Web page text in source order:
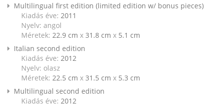
Multilingual first edition (limited edition w/ bonus pieces)
Kiadás éve: 2011
Nyelv: angol
Méretek: 22.9 cm x 31.8 cm x 5.1 cm
Italian second edition
Kiadás éve: 2012
Nyelv: olasz
Méretek: 22.5 cm x 31.5 cm x 5.3 cm
Multilingual second edition
Kiadás éve: 2012